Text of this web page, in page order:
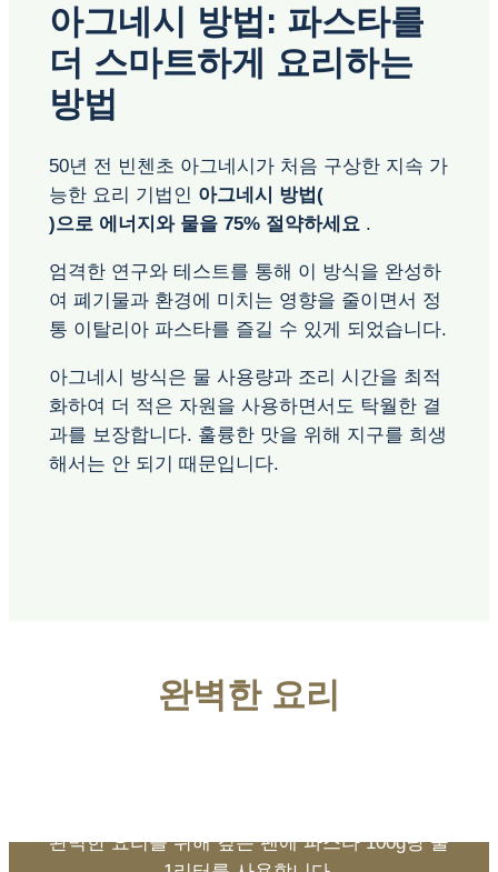
아그네시 방법: 파스타를
더 스마트하게 요리하는
방법
50년 전 빈첸초 아그네시가 처음 구상한 지속 가
능한 요리 기법인 아그네시 방법(
)으로 에너지와 물을 75% 절약하세요 .
엄격한 연구와 테스트를 통해 이 방식을 완성하
여 폐기물과 환경에 미치는 영향을 줄이면서 정
통 이탈리아 파스타를 즐길 수 있게 되었습니다.
아그네시 방식은 물 사용량과 조리 시간을 최적
화하여 더 적은 자원을 사용하면서도 탁월한 결
과를 보장합니다. 훌륭한 맛을 위해 지구를 희생
해서는 안 되기 때문입니다.
완벽한 요리
완벽한 요리를 위해 깊은 팬에 파스타 100g당 물